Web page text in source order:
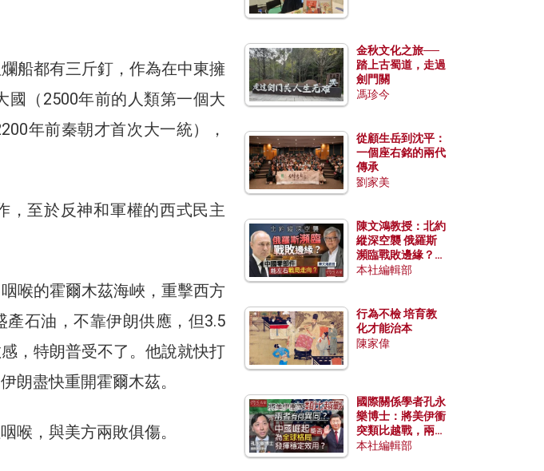
船都有三斤釘，作為在中東擁
國（2500年前的人類第一個大
年前秦朝才首次大一統），
，至於反神和軍權的西式民主
喉的霍爾木茲海峽，重擊西方
石油，不靠伊朗供應，但3.5
，特朗普受不了。他說就快打
朗盡快重開霍爾木茲。
喉，與美方兩敗俱傷。
金秋文化之旅──
踏上古蜀道，走過
劍門關
馮珍今
從顧生岳到沈平：
一個座右銘的兩代
傳承
劉家美
陳文鴻教授：北約
縱深空襲 俄羅斯
瀕臨戰敗邊緣？中
國零部件能左右戰
本社編輯部
行為不檢 培育教
化才能治本
陳家偉
國際關係學者孔永
樂博士：將美伊衝
突類比越戰，兩者
有何異同？中國崛
本社編輯部